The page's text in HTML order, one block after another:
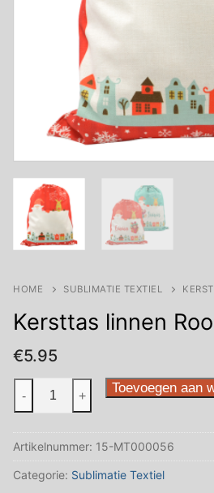
HOME SUBLIMATIE TEXTIEL
Kersttas linnen
€5.95
Kersttas
linnen
aantal
- + Toevoegen aan
Artikelnummer: 15-MT000056
Categorie: Sublimatie Textiel